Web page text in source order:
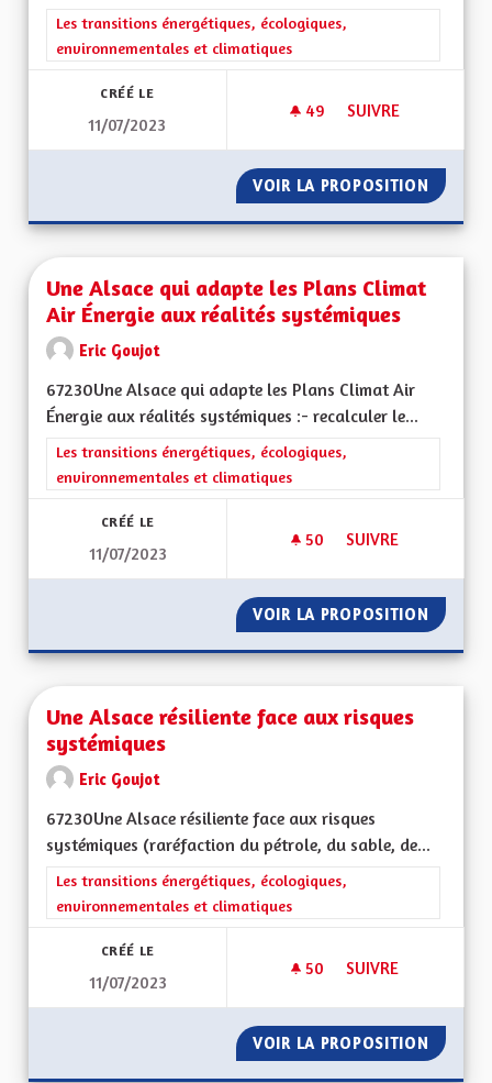
Filtrer les résultats de la catégorie : Les transitions
Les transitions énergétiques, écologiques,
environnementales et climatiques
CRÉÉ LE
11/07/2023
49 49 ABONNÉS
SUIVRE
VOIR LA PROPOSITION POUR
Une Alsace qui adapte les Plans Climat
Air Énergie aux réalités systémiques
Eric Goujot
67230Une Alsace qui adapte les Plans Climat Air
Énergie aux réalités systémiques :- recalculer le...
Filtrer les résultats de la catégorie : Les transitions
Les transitions énergétiques, écologiques,
environnementales et climatiques
CRÉÉ LE
11/07/2023
50 50 ABONNÉS
SUIVRE
VOIR LA PROPOSITION UNE
Une Alsace résiliente face aux risques
systémiques
Eric Goujot
67230Une Alsace résiliente face aux risques
systémiques (raréfaction du pétrole, du sable, de...
Filtrer les résultats de la catégorie : Les transitions
Les transitions énergétiques, écologiques,
environnementales et climatiques
CRÉÉ LE
11/07/2023
50 50 ABONNÉS
SUIVRE
VOIR LA PROPOSITION UNE